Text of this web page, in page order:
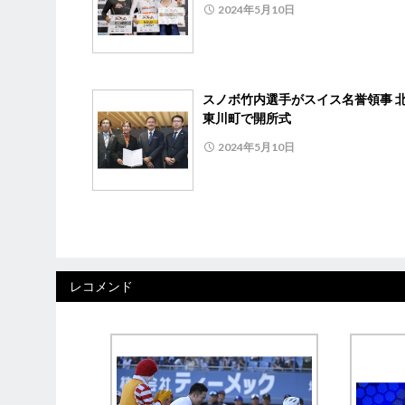
2024年5月10日
スノボ竹内選手がスイス名誉領事
東川町で開所式
2024年5月10日
レコメンド